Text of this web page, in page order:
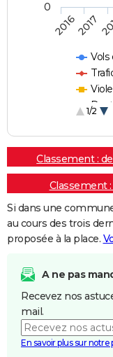
Vols
1/2
20162017
0
Classement :
Classement
Si dans une
au cours des trois
proposée à la place.
A ne pas
Recevez nos
mail.
En savoir plus sur